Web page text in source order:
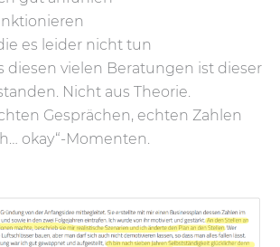
es leider nicht tun
diesen vielen Beratungen ist dieser
Nicht aus Theorie.
Gesprächen, echten Zahlen
okay“-Momenten.